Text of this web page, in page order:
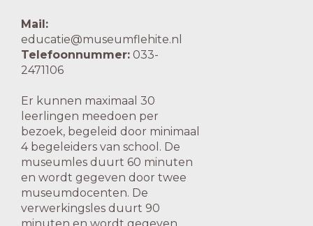
Mail:
educatie@museumflehite.nl
Telefoonnummer: 033-
2471106
Er kunnen maximaal 30
leerlingen meedoen per
bezoek, begeleid door minimaal
4 begeleiders van school. De
museumles duurt 60 minuten
en wordt gegeven door twee
museumdocenten. De
verwerkingsles duurt 90